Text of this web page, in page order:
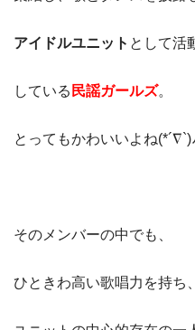
アイドルユニット として活
している 民謡ガールズ。
とってもかわいいよね(*´∇`)
そのメンバーの中でも、
ひときわ高い歌唱力を持ち、